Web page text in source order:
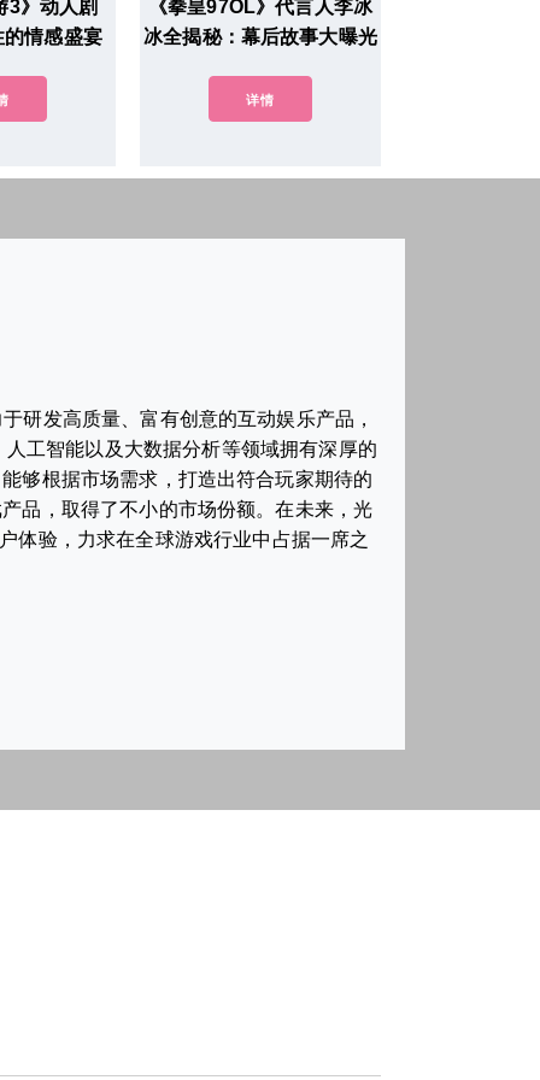
3》动人剧
情感盛宴
《拳皇97OL》代言人李冰
冰全揭秘：幕后故事大曝光
详情
研发高质量、富有创意的互动娱乐产品，
工智能以及大数据分析等领域拥有深厚的
够根据市场需求，打造出符合玩家期待的
品，取得了不小的市场份额。在未来，光
体验，力求在全球游戏行业中占据一席之